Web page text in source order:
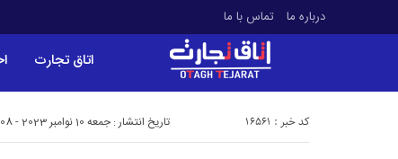
درباره ما تماس با ما
اتاق تجارت
تاریخ انتشار : جمعه 10 نوامبر 2023 - 12:08 کد خبر : 16561